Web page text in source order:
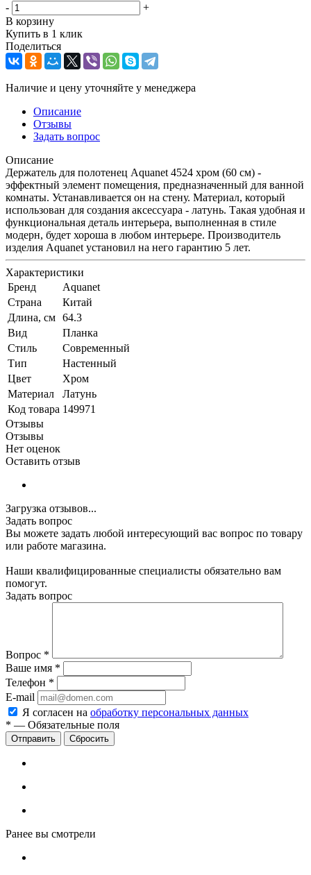
-
+
В корзину
Купить в 1 клик
Поделиться
Наличие и цену уточняйте у менеджера
Описание
Отзывы
Задать вопрос
Описание
Держатель для полотенец Aquanet 4524 хром (60 см) -
эффектный элемент помещения, предназначенный для ванной
комнаты. Устанавливается он на стену. Материал, который
использован для создания аксессуара - латунь. Такая удобная и
функциональная деталь интерьера, выполненная в стиле
модерн, будет хороша в любом интерьере. Производитель
изделия Aquanet установил на него гарантию 5 лет.
Характеристики
Бренд
Aquanet
Страна
Китай
Длина, см 64.3
Вид
Планка
Стиль
Современный
Тип
Настенный
Цвет
Хром
Материал
Латунь
Код товара 149971
Отзывы
Отзывы
Нет оценок
Оставить отзыв
Загрузка отзывов...
Задать вопрос
Вы можете задать любой интересующий вас вопрос по товару
или работе магазина.
Наши квалифицированные специалисты обязательно вам
помогут.
Задать вопрос
Вопрос *
Ваше имя *
Телефон *
E-mail
Я согласен на обработку персональных данных
* — Обязательные поля
Сбросить
Ранее вы смотрели